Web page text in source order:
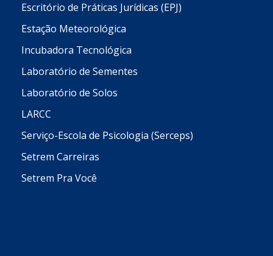
Escritório de Práticas Jurídicas (EPJ)
Estação Meteorológica
Incubadora Tecnológica
Laboratório de Sementes
Laboratório de Solos
LARCC
Serviço-Escola de Psicologia (Serceps)
Setrem Carreiras
Setrem Pra Você